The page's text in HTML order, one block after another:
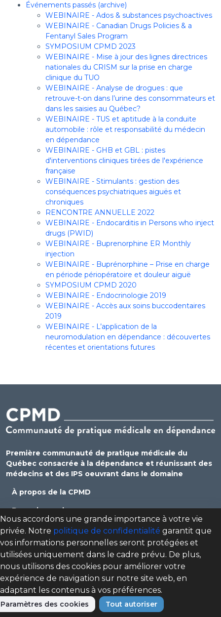
Événements passés (archive)
WEBINAIRE - Ados & substances psychoactives
WEBINAIRE - Canadian Drugs Policies & a
Fentanyl Sales Program
SYMPOSIUM CPMD 2023
WEBINAIRE - Mise à jour des lignes directrices
nationales du CRISM sur la prise en charge
clinique du TUO
WEBINAIRE - Analyse de drogues : que
retrouve-t-on dans l’urine des consommateurs et
dans les saisies au Québec?
WEBINAIRE - TUS et aptitude à la conduite
automobile : rôle et responsabilité du médecin
en dépendance
WEBINAIRE - GHB et GBL : pistes
d'interventions cliniques tirées de l'expérience
française
WEBINAIRE - Stimulants : gestion des
conséquences psychiatriques aiguës et
chroniques
RENCONTRE ANNUELLE 2022
WEBINAIRE - Endocarditis in Persons who inject
drugs (PWID)
WEBINAIRE - Buprenorphine ER Monthly
injection
WEBINAIRE - Buprénorphine – Prise en charge
en période périopératoire et douleur aiguë
SYMPOSIUM CPMD 2020
WEBINAIRE - Endocrinologie 2019
WEBINAIRE - Accès aux soins buccodentaires
2019
WEBINAIRE - L’application de la
neuromodulation en dépendance : découvertes
récentes et orientations futures
Première communauté de pratique médicale du
Québec consacrée à la dépendance et réunissant des
médecins et des IPS oeuvrant dans le domaine
À propos de la CPMD
Devenir membre
Se connecter
Nous joindre
Politique de confidentialité
Direction des programmes santé mentale, dépendance
et itinérance (DPSMDI) de Santé Québec Centre-Sud-de-
l'Île-de-Montréal – Universitaire
Nous accordons une grande importance à votre vie
privée. Notre politique de confidentialité garantit que
vos informations personnelles seront protégées et
utilisées uniquement dans le cadre prévu. De plus,
nous utilisons des cookies pour améliorer votre
expérience de navigation sur notre site web, en
adaptant les contenus à vos préférences.
Paramètres des cookies Tout autoriser